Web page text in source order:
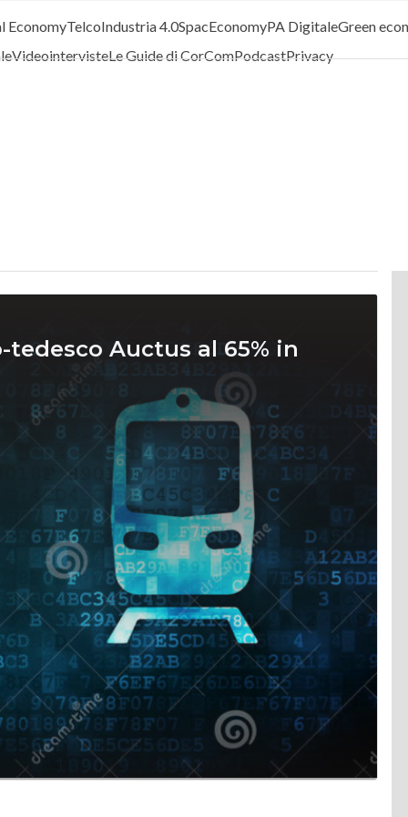
EconomyTelcoIndustria 4.0SpacEconomyPA DigitaleGreen
VideointervisteLe Guide di CorComPodcastPrivacy
Auctus al 65% in